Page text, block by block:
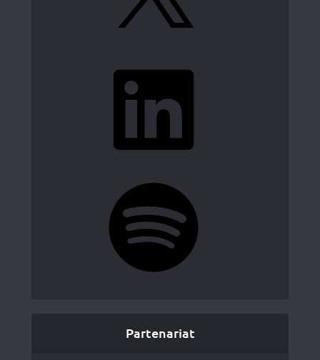
Partenariat